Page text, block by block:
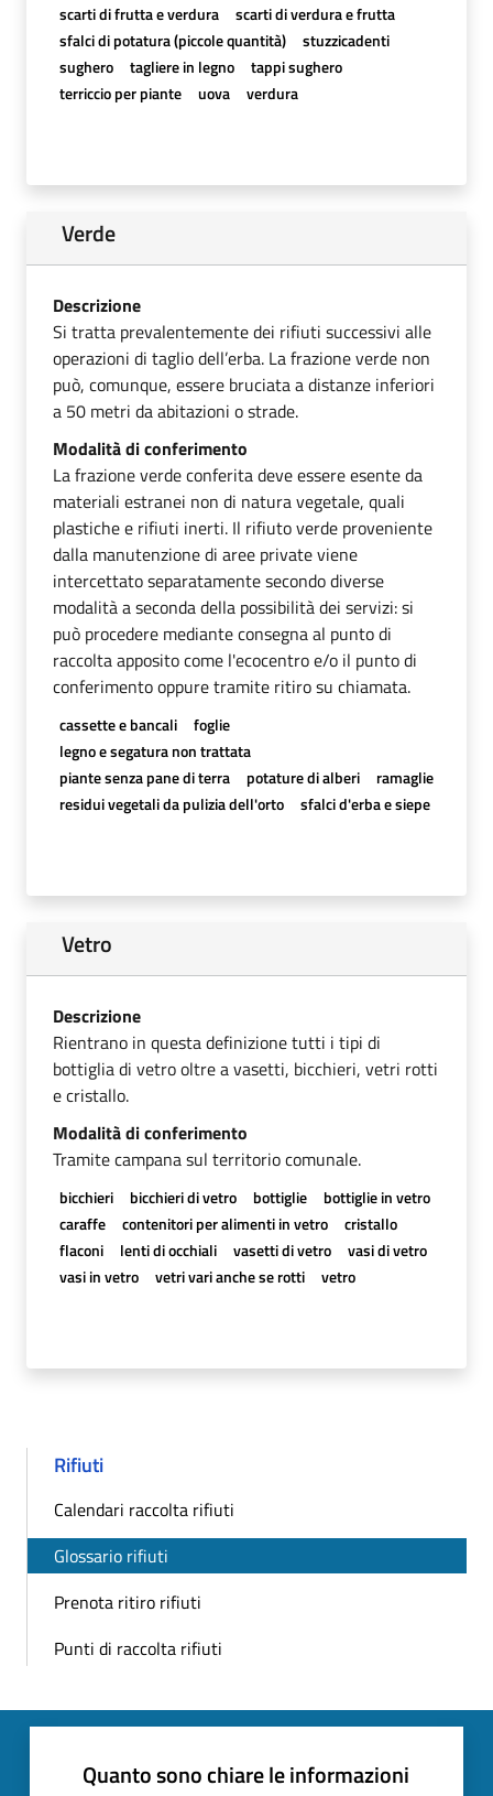
scarti di frutta e verdura
scarti di verdura e frutta
sfalci di potatura (piccole quantità)
stuzzicadenti
sughero
tagliere in legno
tappi sughero
terriccio per piante
uova verdura
Verde
Descrizione
Si tratta prevalentemente dei rifiuti successivi alle
operazioni di taglio dell’erba. La frazione verde non
può, comunque, essere bruciata a distanze inferiori
a 50 metri da abitazioni o strade.
Modalità di conferimento
La frazione verde conferita deve essere esente da
materiali estranei non di natura vegetale, quali
plastiche e rifiuti inerti. Il rifiuto verde proveniente
dalla manutenzione di aree private viene
intercettato separatamente secondo diverse
modalità a seconda della possibilità dei servizi: si
può procedere mediante consegna al punto di
raccolta apposito come l'ecocentro e/o il punto di
conferimento oppure tramite ritiro su chiamata.
cassette e bancali
foglie
legno e segatura non trattata
piante senza pane di terra
potature di alberi
ramaglie
residui vegetali da pulizia dell'orto
sfalci d'erba e siepe
Vetro
Descrizione
Rientrano in questa definizione tutti i tipi di
bottiglia di vetro oltre a vasetti, bicchieri, vetri rotti
e cristallo.
Modalità di conferimento
Tramite campana sul territorio comunale.
bicchieri bicchieri di vetro bottiglie
bottiglie in vetro
caraffe
contenitori per alimenti in vetro
cristallo
flaconi
lenti di occhiali vasetti di vetro
vasi di vetro
vasi in vetro
vetri vari anche se rotti vetro
Rifiuti
Calendari raccolta rifiuti
Glossario rifiuti
Prenota ritiro rifiuti
Punti di raccolta rifiuti
Quanto sono chiare le informazioni